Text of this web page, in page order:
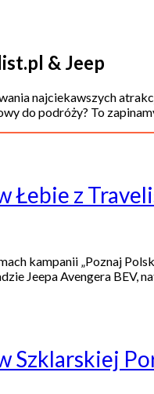
& Jeep
najciekawszych
do podróży? To
Łebie z
kampanii „Poznaj
Jeepa Avengera BEV,
Szklarskiej